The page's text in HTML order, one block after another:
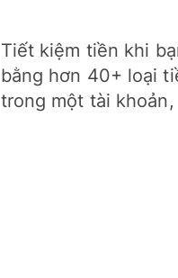
Tiết kiệm tiền khi
bằng hơn 40+ loại
trong một tài